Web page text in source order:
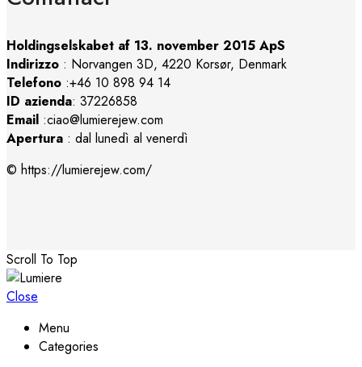
Holdingselskabet af 13. november 2015 ApS
Indirizzo : Norvangen 3D, 4220 Korsør, Denmark
Telefono :+46 10 898 94 14
ID azienda: 37226858
Email :ciao@lumierejew.com
Apertura : dal lunedì al venerdì
© https://lumierejew.com/
Scroll To Top
Close
Menu
Categories